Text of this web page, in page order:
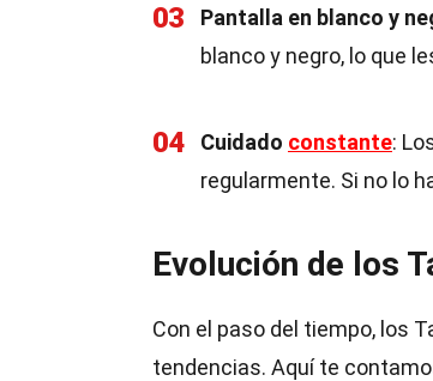
03 Pantalla en blanco y
blanco y negro, lo que
04 Cuidado constante:
regularmente. Si no lo
Evolución de los
Con el paso del tiempo, los
tendencias. Aquí te